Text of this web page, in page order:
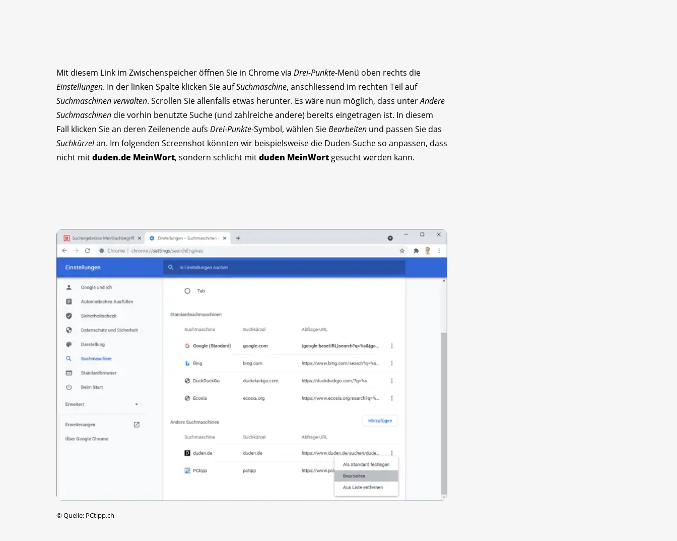
Mit diesem Link im Zwischenspeicher öffnen Sie in Chrome via Drei-Punkte-Menü oben rechts die
Einstellungen. In der linken Spalte klicken Sie aufSuchmaschine, anschliessend im rechten Teil auf
Suchmaschinen verwalten. Scrollen Sie allenfalls etwas herunter. Es wäre nun möglich, dass unterAndere
Suchmaschinen die vorhin benutzte Suche (und zahlreiche andere) bereits eingetragen ist. In diesem
Fall klicken Sie an deren Zeilenende aufs Drei-Punkte-Symbol, wählen SieBearbeiten und passen Sie das
Suchkürzelan. Im folgenden Screenshot könnten wir beispielsweise die Duden-Suche so anpassen, dass
nicht mitduden.de MeinWort, sondern schlicht mitduden MeinWort gesucht werden kann.
©Quelle: PCtipp.ch